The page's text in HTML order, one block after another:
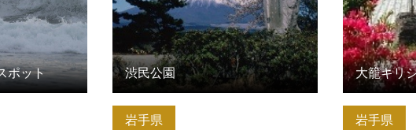
ポット
岩手県
渋民公園
岩手県
大籠キリ